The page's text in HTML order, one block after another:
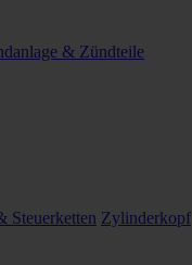
& Zündteile
Steuerketten Zylinderkopf